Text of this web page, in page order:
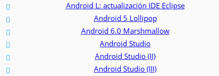
Android L: actualización IDE Eclipse
Android 5 Lollipop
Android 6.0 Marshmallow
Android Studio
Android Studio (II)
Android Studio (III)